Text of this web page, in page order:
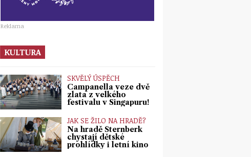
Reklama
KULTURA
SKVĚLÝ ÚSPĚCH
Campanella veze dvě
zlata z velkého
festivalu v Singapuru!
JAK SE ŽILO NA HRADĚ?
Na hradě Šternberk
chystají dětské
prohlídky i letní kino